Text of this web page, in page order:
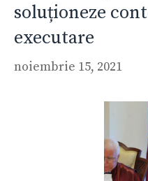
soluționeze
executare
noiembrie 15, 2021